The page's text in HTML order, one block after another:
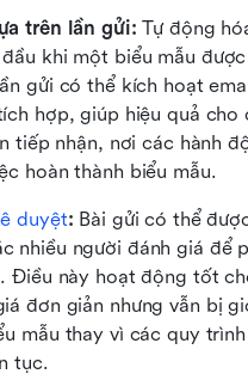
trên lần gửi: Tự động
khi một biểu mẫu
gửi có thể kích hoạt
hợp, giúp hiệu quả cho
tiếp nhận, nơi các hành
hoàn thành biểu mẫu.
duyệt: Bài gửi có thể
nhiều người đánh giá để
Điều này hoạt động tốt
đơn giản nhưng vẫn bị
mẫu thay vì các quy trình
tục.